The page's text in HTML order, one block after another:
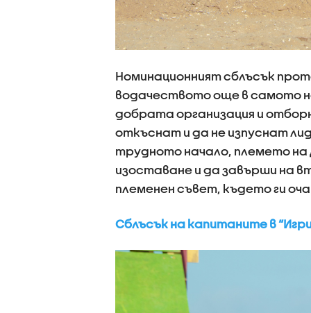
Номинационният сблъсък
водачеството още в самото
добрата организация и
откъснат и да не изпуснат
трудното начало, племето на
изоставане и да завърши на
племенен съвет, където ги
Сблъсък на капитаните в